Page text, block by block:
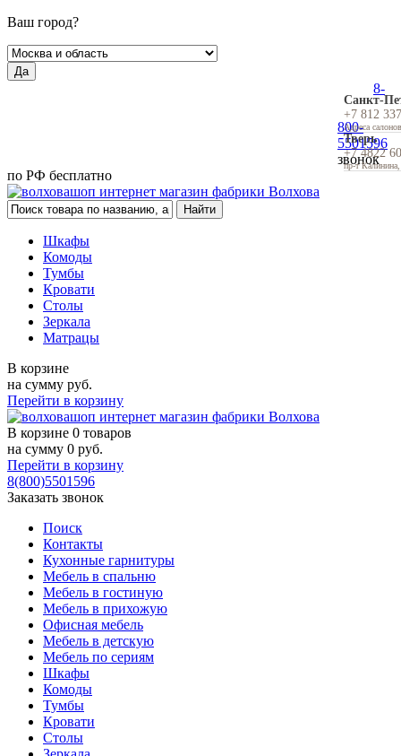
Ваш город?
Да
Санкт-
+7 812
Адреса
Тверь
+7 4822
пр-т
8-
800-
5501596
звонок
по РФ бесплатно
Шкафы
Комоды
Тумбы
Кровати
Столы
Зеркала
Матрацы
В корзине
на сумму руб.
Перейти в корзину
В корзине 0 товаров
на сумму 0 руб.
Перейти в корзину
8(800)5501596
Заказать звонок
Поиск
Контакты
Кухонные гарнитуры
Мебель в спальню
Мебель в гостиную
Мебель в прихожую
Офисная мебель
Мебель в детскую
Мебель по сериям
Шкафы
Комоды
Тумбы
Кровати
Столы